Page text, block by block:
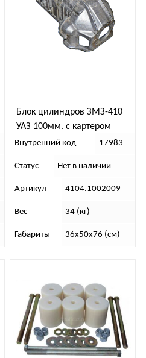
Блок цилиндров ЗМЗ-410
УАЗ 100мм. с картером
Внутренний код 17983
Статус Нет в наличии
Артикул 4104.1002009
Вес 34 (кг)
Габариты 36х50х76 (см)